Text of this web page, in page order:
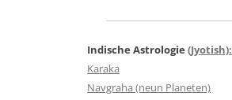
Indische Astrologie (Jyotish):
Karaka
Navgraha (neun Planeten)